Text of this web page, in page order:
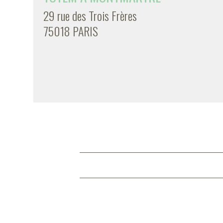
29 rue des Trois Frères
75018 PARIS